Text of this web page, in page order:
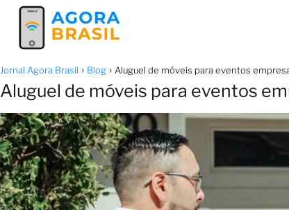
Jornal Agora Brasil Blog Aluguel de móveis para eventos
Aluguel de móveis para eventos